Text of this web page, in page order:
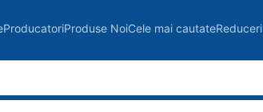
ProducatoriProduse NoiCele mai cautateReduceri